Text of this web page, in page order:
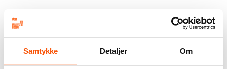
Samtykke Detaljer Om